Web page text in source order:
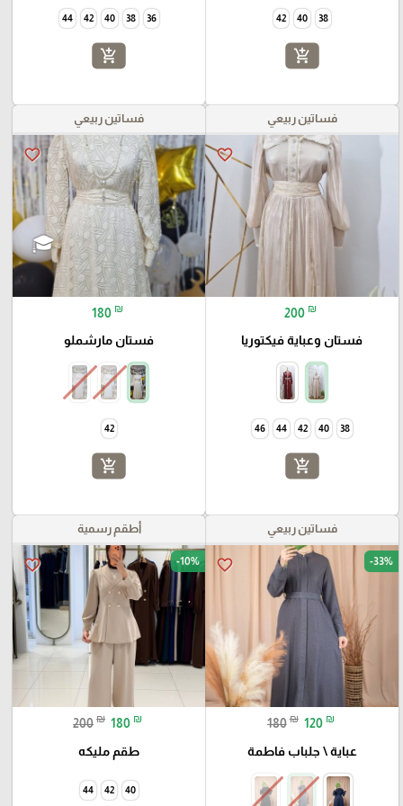
38
40
42
add_shopping_cart
36
38
40
42
44
add_shopping_cart
فساتين ربيعي
favorite_border
200 ₪
فستان وعباية فيكتوريا
38
40
42
44
46
add_shopping_cart
فساتين ربيعي
favorite_border
180 ₪
فستان مارشملو
42
add_shopping_cart
فساتين ربيعي
favorite_border -33%
180 ₪ 120 ₪
عباية \ جلباب فاطمة
أطقم رسمية
favorite_border -10%
200 ₪ 180 ₪
طقم مليكه
40
42
44